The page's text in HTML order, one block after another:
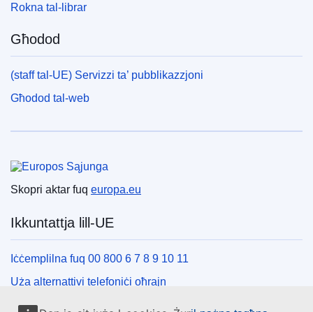
Rokna tal-librar
Għodod
(staff tal-UE) Servizzi ta’ pubblikazzjoni
Għodod tal-web
Skopri aktar fuq europa.eu
Ikkuntattja lill-UE
Iċċemplilna fuq 00 800 6 7 8 9 10 11
Uża alternattivi telefoniċi oħrajn
Iktbilna permezz tal-formola ta’ kuntatt tagħna